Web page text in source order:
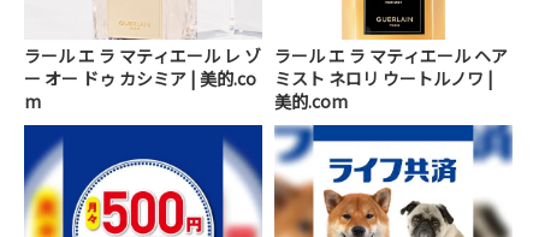
ラール エ ラ マティエール レ ゾ
ー オー ドゥ カシミア | 美的.co
m
ラール エ ラ マティエール ヘア
ミスト ネロリ ウートルノワ |
美的.com